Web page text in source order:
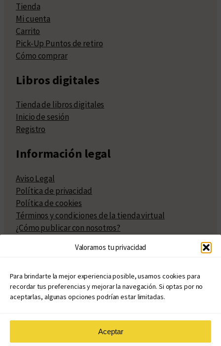
Valoramos tu privacidad
Para brindarte la mejor experiencia posible, usamos cookies para
recordar tus preferencias y mejorar la navegación. Si optas por no
aceptarlas, algunas opciones podrían estar limitadas.
Aceptar
Tienda
Mi cuenta
Carrito
Pick-Up Puntos de retiro
Cómo comprar
Libros digitales
Tienda de libros digitales
Inicio de sesión
Registro
Información legal
Aviso Legal
Política de privacidad
Política de cookies
Términos y condiciones de la tienda virtual
¿Cómo publicar con nosotros?
Políticas de publicación
Políticas de coedición
Atribuciones